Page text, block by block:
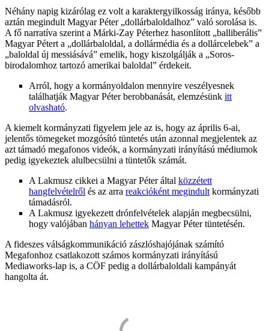
Néhány napig kizárólag ez volt a karaktergyilkosság iránya, később
aztán megindult Magyar Péter „dollárbaloldalhoz” való sorolása is.
A fő narratíva szerint a Márki-Zay Péterhez hasonlított „balliberális”
Magyar Pétert a „dollárbaloldal, a dollármédia és a dollárcelebek” a
„baloldal új messiásává” emelik, hogy kiszolgálják a „Soros-
birodalomhoz tartozó amerikai baloldal” érdekeit.
Arról, hogy a kormányoldalon mennyire veszélyesnek
találhatják Magyar Péter berobbanását, elemzésünk itt
olvasható.
A kiemelt kormányzati figyelem jele az is, hogy az április 6-ai,
jelentős tömegeket mozgósító tüntetés után azonnal megjelentek az
azt támadó megafonos videók, a kormányzati irányítású médiumok
pedig igyekeztek alulbecsülni a tüntetők számát.
A Lakmusz cikkei a Magyar Péter által közzétett
hangfelvételről és az arra reakcióként megindult kormányzati
támadásról.
A Lakmusz igyekezett drónfelvételek alapján megbecsülni,
hogy valójában hányan lehettek Magyar Péter tüntetésén.
A fideszes válságkommunikáció zászlóshajójának számító
Megafonhoz csatlakozott számos kormányzati irányítású
Mediaworks-lap is, a CÖF pedig a dollárbaloldali kampányát
hangolta át.